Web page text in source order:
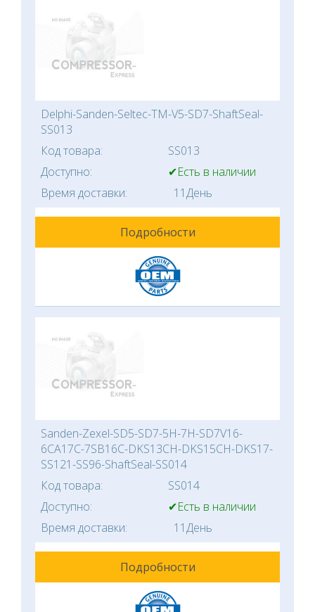
Delphi-Sanden-Seltec-TM-V5-SD7-ShaftSeal-
SS013
Код товара:
SS013
Доступно:
✔Есть в наличии
Время доставки:
11День
Подробности
Sanden-Zexel-SD5-SD7-5H-7H-SD7V16-
6CA17C-7SB16C-DKS13CH-DKS15CH-DKS17-
SS121-SS96-ShaftSeal-SS014
Код товара:
SS014
Доступно:
✔Есть в наличии
Время доставки:
11День
Подробности